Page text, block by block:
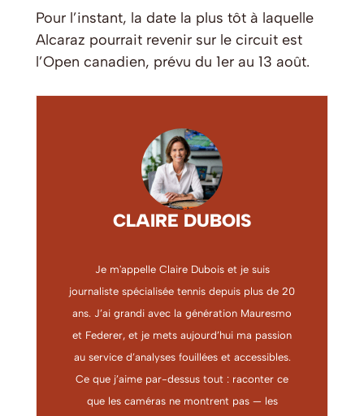
Pour l’instant, la date la plus tôt à laquelle
Alcaraz pourrait revenir sur le circuit est
l’Open canadien, prévu du 1er au 13 août.
CLAIRE DUBOIS
Je m'appelle Claire Dubois et je suis
journaliste spécialisée tennis depuis plus de 20
ans. J’ai grandi avec la génération Mauresmo
et Federer, et je mets aujourd’hui ma passion
au service d’analyses fouillées et accessibles.
Ce que j’aime par-dessus tout : raconter ce
que les caméras ne montrent pas — les